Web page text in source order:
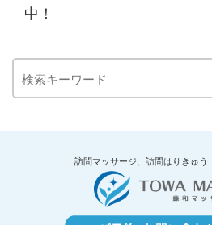
中！
訪問マッサージ、訪問はりきゅう